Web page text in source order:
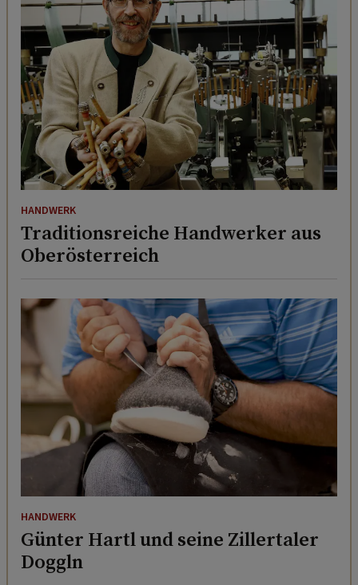
HANDWERK
Traditionsreiche Handwerker aus
Oberösterreich
HANDWERK
Günter Hartl und seine Zillertaler
Doggln